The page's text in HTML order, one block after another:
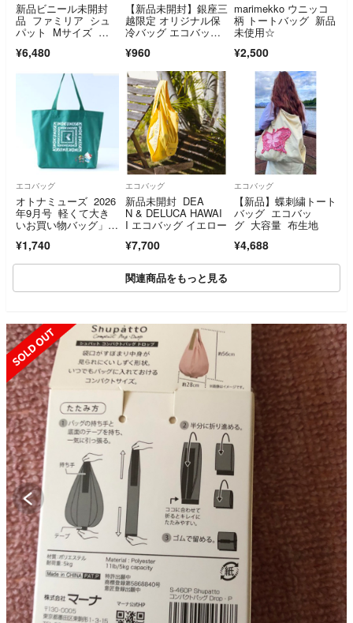
新品ビニール未開封
品 ファミリア シュ
パット Mサイズ ベ
¥6,480
【新品未開封】銀座三
越限定 オリジナル保
冷バッグ エコバッ
¥960
marimekko ウニッコ
柄 トートバッグ 新品
未使用☆
¥2,500
エコバッグ
オトナミューズ 2026
年9月号 軽くて大き
いお買い物バッグ」キ
¥1,740
エコバッグ
新品未開封 DEA
N & DELUCA HAWAI
I エコバッグ イエロー
¥7,700
エコバッグ
【新品】蝶刺繍トート
バッグ エコバッ
グ 大容量 布生地
¥4,688
関連商品をもっと見る
SOLD OUT